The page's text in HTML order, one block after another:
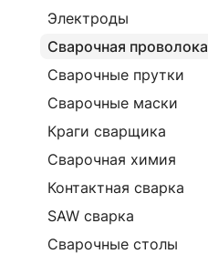
Электроды
Сварочная проволока
Сварочные прутки
Сварочные маски
Краги сварщика
Сварочная химия
Контактная сварка
SAW сварка
Сварочные столы